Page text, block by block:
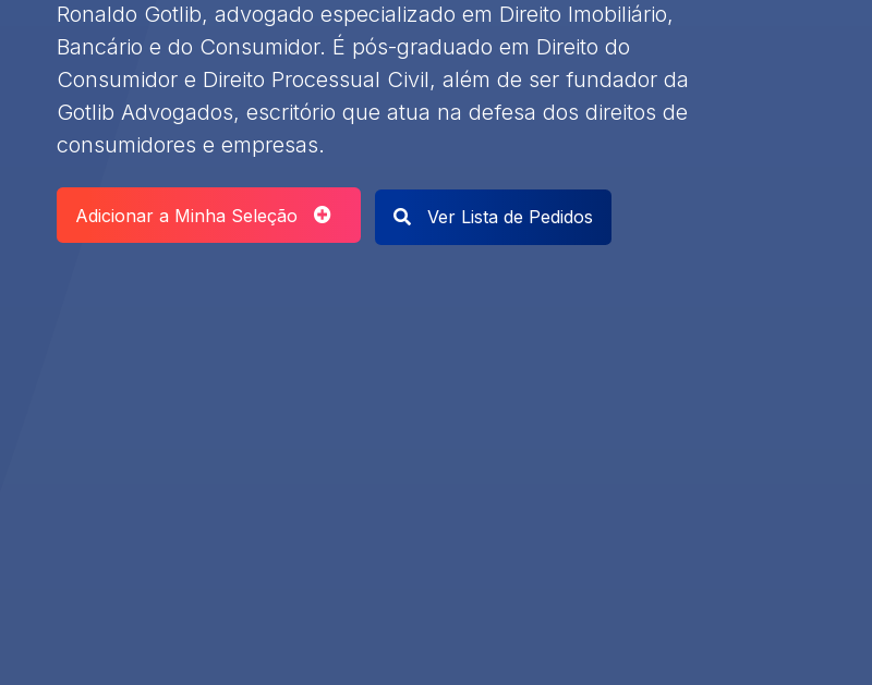
​Ronaldo Gotlib, advogado especializado em Direito Imobiliário,
Bancário e do Consumidor. É pós-graduado em Direito do
Consumidor e Direito Processual Civil, além de ser fundador da
Gotlib Advogados, escritório que atua na defesa dos direitos de
consumidores e empresas. ​
Adicionar a Minha Seleção Ver Lista de Pedidos